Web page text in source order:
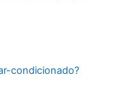
condicionado?